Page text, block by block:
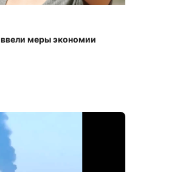
меры экономии